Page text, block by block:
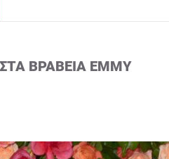
ΒΡΑΒΕΊΑ EMMY